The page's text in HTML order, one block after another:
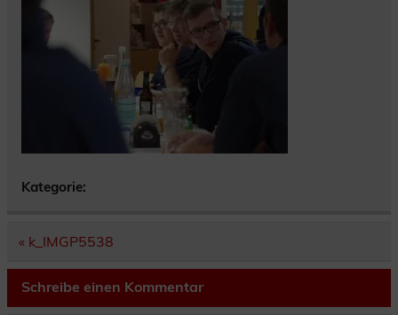
Kategorie:
Beitragsnavigation
« k_IMGP5538
Schreibe einen Kommentar